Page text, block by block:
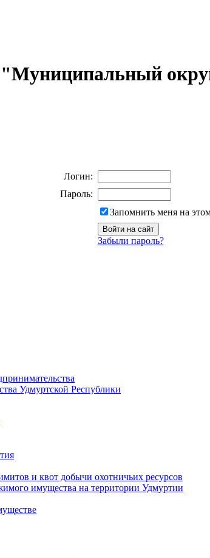
"Муниципальный
Логин:
Пароль:
Запомнить меня на
Забыли пароль?
Удмуртской Республики
и квот добычи охотничьих ресурсов
имущества на территории Удмуртии